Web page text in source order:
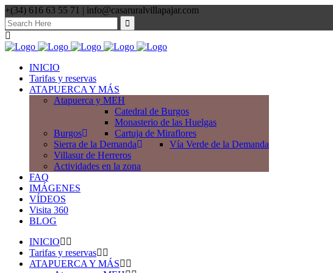
+(34) 616 63 55 71 | info@casaruralvillapajar.com
Search
for:
INICIO
Tarifas y reservas
ATAPUERCA Y MÁS
Atapuerca y MEH
Burgos
Catedral de Burgos
Monasterio de las Huelgas
Cartuja de Miraflores
Sierra de la Demanda
Vía Verde de la Demanda
Villasur de Herreros
Actividades en la zona
FAQ
IMÁGENES
VÍDEOS
Visita 360
BLOG
INICIO
Tarifas y reservas
ATAPUERCA Y MÁS